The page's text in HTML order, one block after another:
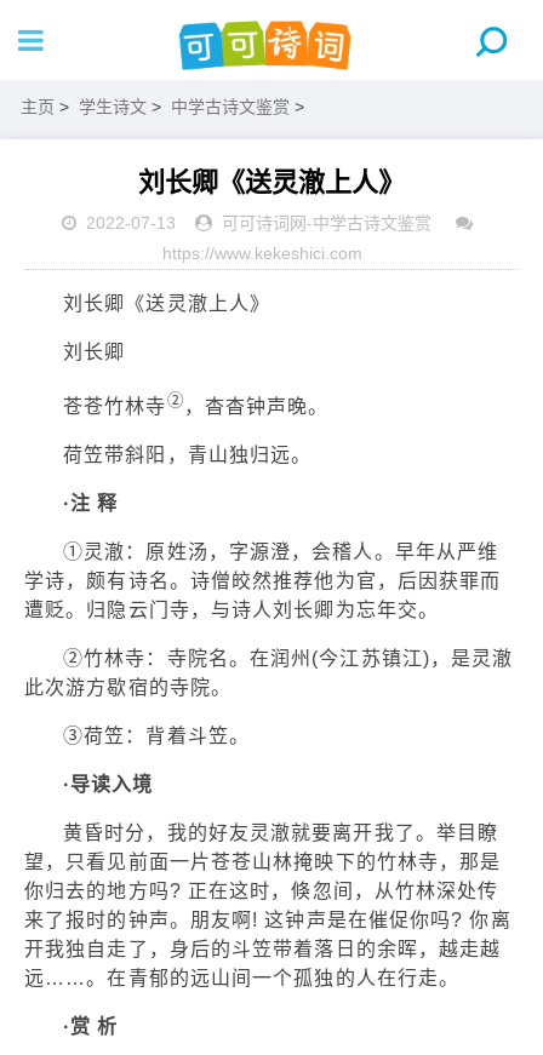
主页 > 学生诗文 > 中学古诗文鉴赏 >
刘长卿《送灵澈上人》
2022-07-13 可可诗词网-中学古诗文鉴赏
https://www.kekeshici.com
刘长卿《送灵澈上人》
刘长卿
苍苍竹林寺② ，杳杳钟声晚。
荷笠带斜阳，青山独归远。
·注 释
①灵澈：原姓汤，字源澄，会稽人。早年从严维
学诗，颇有诗名。诗僧皎然推荐他为官，后因获罪而
遭贬。归隐云门寺，与诗人刘长卿为忘年交。
②竹林寺：寺院名。在润州(今江苏镇江)，是灵澈
此次游方歇宿的寺院。
③荷笠：背着斗笠。
·导读入境
黄昏时分，我的好友灵澈就要离开我了。举目瞭
望，只看见前面一片苍苍山林掩映下的竹林寺，那是
你归去的地方吗? 正在这时，倏忽间，从竹林深处传
来了报时的钟声。朋友啊! 这钟声是在催促你吗? 你离
开我独自走了，身后的斗笠带着落日的余晖，越走越
远……。在青郁的远山间一个孤独的人在行走。
·赏 析